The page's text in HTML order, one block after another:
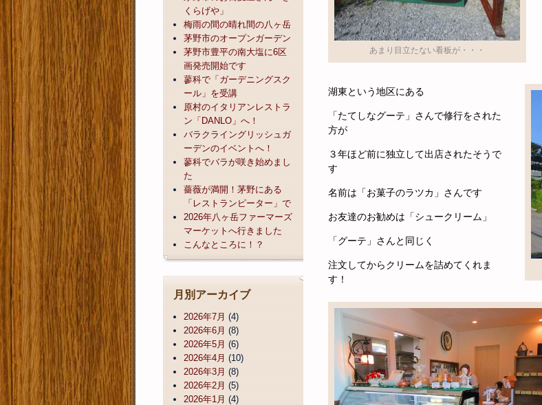
あまり目立たない看板が・・・
湖東という地区にある
「たてしなグーテ」さんで修行をされた
方が
３年ほど前に独立して出店されたそうで
す
名前は「お菓子のラツカ」さんです
お友達のお勧めは「シュークリーム」
「グーテ」さんと同じく
注文してからクリームを詰めてくれま
す！
くらげや」
梅雨の間の晴れ間の八ヶ岳
茅野市のオープンガーデン
茅野市豊平の南大塩に6区
画発売開始です
蓼科で「ガーデニングスク
ール」を受講
原村のイタリアンレストラ
ン「DANLO」へ！
バラクライングリッシュガ
ーデンのイベントへ！
蓼科でバラが咲き始めまし
た
薔薇が満開！茅野にある
「レストランピーター」で
2026年八ヶ岳ファーマーズ
マーケットへ行きました
こんなところに！？
月別アーカイブ
2026年7月 (4)
2026年6月 (8)
2026年5月 (6)
2026年4月 (10)
2026年3月 (8)
2026年2月 (5)
2026年1月 (4)